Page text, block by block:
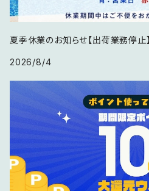
夏季休業のお知らせ【出荷業務停止】
2026/8/4